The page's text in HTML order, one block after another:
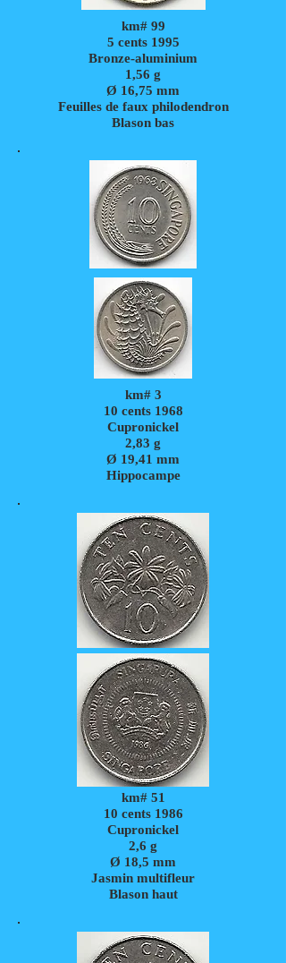
km# 99
5 cents 1995
Bronze-aluminium
1,56 g
Ø 16,75 mm
Feuilles de faux philodendron
Blason bas
km# 3
10 cents 1968
Cupronickel
2,83 g
Ø 19,41 mm
Hippocampe
km# 51
10 cents 1986
Cupronickel
2,6 g
Ø 18,5 mm
Jasmin multifleur
Blason haut